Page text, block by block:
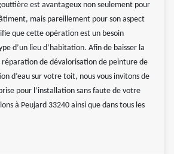
est avantageux non seulement pour
mais pareillement pour son aspect
que cette opération est un besoin
d’un lieu d’habitation. Afin de baisser la
de dévalorisation de peinture de
d’eau sur votre toit, nous vous invitons de
pour l’installation sans faute de votre
à Peujard 33240 ainsi que dans tous les